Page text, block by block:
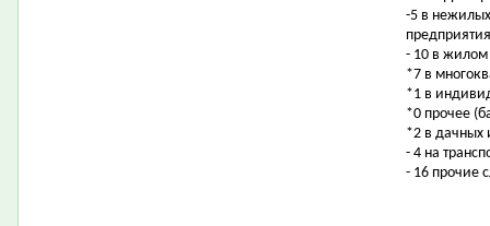
-5 в
- 10 в жилом
*7 в
*1 в
*0 прочее
*2 в дачных
- 4 на
- 16 прочие